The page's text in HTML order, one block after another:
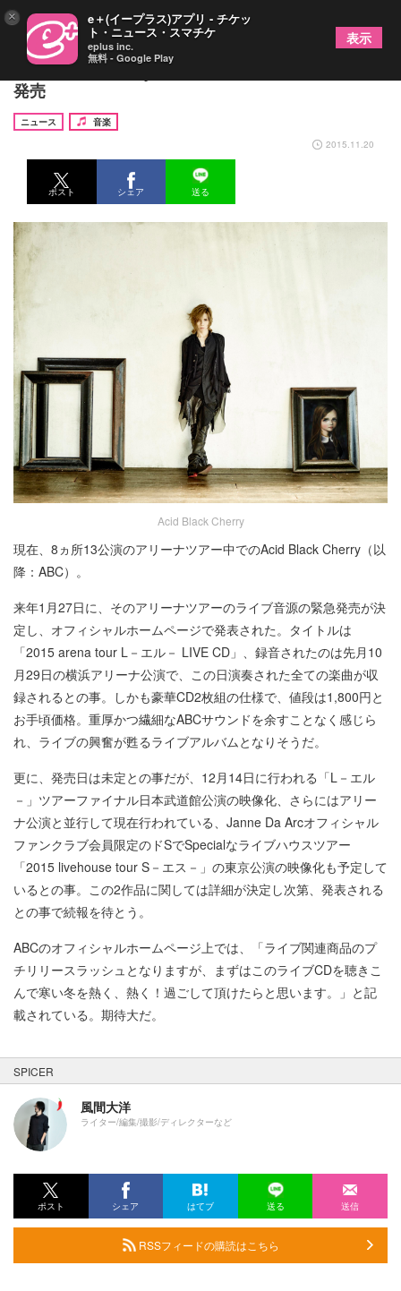
Acid Black Cherry １月27日にライブアルバム緊急
発売
ニュース
音楽
2015.11.20
ポスト シェア 送る
Acid Black Cherry
現在、8ヵ所13公演のアリーナツアー中でのAcid Black Cherry（以
降：ABC）。
来年1月27日に、そのアリーナツアーのライブ音源の緊急発売が決
定し、オフィシャルホームページで発表された。タイトルは
「2015 arena tour L－エル－ LIVE CD」、録音されたのは先月10
月29日の横浜アリーナ公演で、この日演奏された全ての楽曲が収
録されるとの事。しかも豪華CD2枚組の仕様で、値段は1,800円と
お手頃価格。重厚かつ繊細なABCサウンドを余すことなく感じら
れ、ライブの興奮が甦るライブアルバムとなりそうだ。
更に、発売日は未定との事だが、12月14日に行われる「L－エル
－」ツアーファイナル日本武道館公演の映像化、さらにはアリー
ナ公演と並行して現在行われている、Janne Da Arcオフィシャル
ファンクラブ会員限定のドSでSpecialなライブハウスツアー
「2015 livehouse tour S－エス－」の東京公演の映像化も予定して
いるとの事。この2作品に関しては詳細が決定し次第、発表される
との事で続報を待とう。
ABCのオフィシャルホームページ上では、「ライブ関連商品のプ
チリリースラッシュとなりますが、まずはこのライブCDを聴きこ
んで寒い冬を熱く、熱く！過ごして頂けたらと思います。」と記
載されている。期待大だ。
SPICER
風間大洋
ライター/編集/撮影/ディレクターなど
ポスト シェア はてブ 送る 送信
RSSフィードの購読はこちら
× e＋(イープラス)アプリ - チケッ
ト・ニュース・スマチケ
eplus inc.
無料 - Google Play
表示